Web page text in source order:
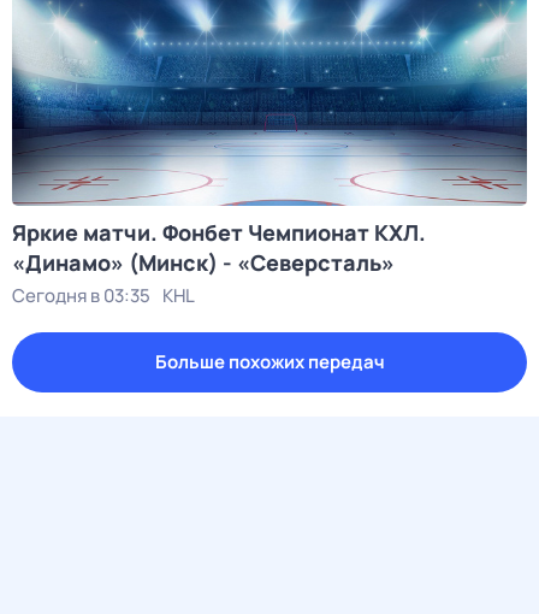
Яркие матчи. Фонбет Чемпионат КХЛ.
«Динамо» (Минск) - «Северсталь»
Сегодня в 03:35 KHL
Больше похожих передач